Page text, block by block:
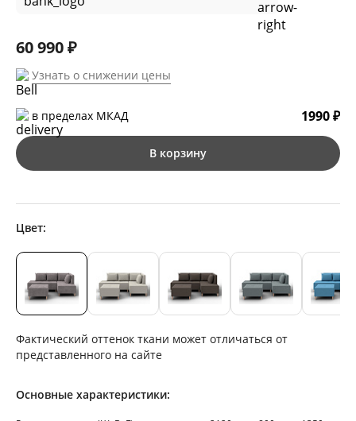
60 990 ₽
Узнать о снижении цены
в пределах МКАД 1990 ₽
В корзину
Цвет:
Фактический оттенок ткани может отличаться от
представленного на сайте
Основные характеристики: